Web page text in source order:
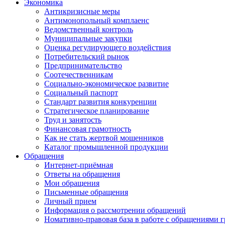
Экономика
Антикризисные меры
Антимонопольный комплаенс
Ведомственный контроль
Муниципальные закупки
Оценка регулирующего воздействия
Потребительский рынок
Предпринимательство
Соотечественникам
Социально-экономическое развитие
Социальный паспорт
Стандарт развития конкуренции
Стратегическое планирование
Труд и занятость
Финансовая грамотность
Как не стать жертвой мошенников
Каталог промышленной продукции
Обращения
Интернет-приёмная
Ответы на обращения
Мои обращения
Письменные обращения
Личный прием
Информация о рассмотрении обращений
Номативно-правовая база в работе с обращениями